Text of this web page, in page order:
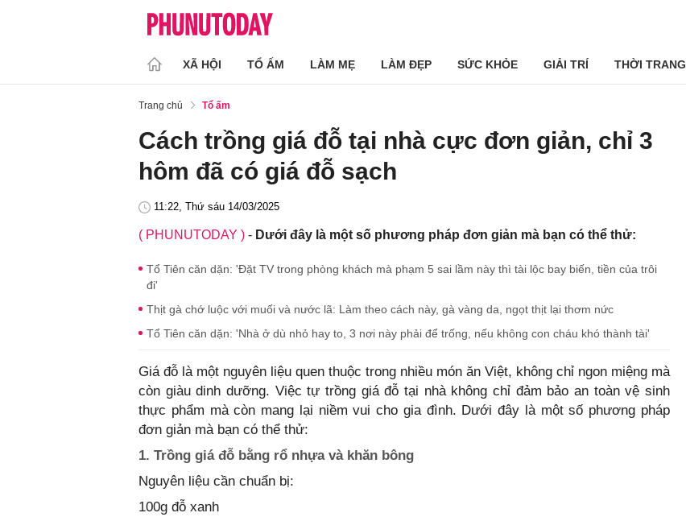
XÃ HỘI TỔ ẤM LÀM MẸ LÀM ĐẸP SỨC KHỎE GIẢI TRÍ THỜI TRANG
Trang chủ Tổ ấm
Cách trồng giá đỗ tại nhà cực đơn giản, chỉ 3
hôm đã có giá đỗ sạch
11:22, Thứ sáu 14/03/2025
( PHUNUTODAY ) - Dưới đây là một số phương pháp đơn giản mà bạn có thể thử:
Tổ Tiên căn dặn: 'Đặt TV trong phòng khách mà phạm 5 sai lầm này thì tài lộc bay biến, tiền của trôi
đi'
Thịt gà chớ luộc với muối và nước lã: Làm theo cách này, gà vàng da, ngọt thịt lại thơm nức
Tổ Tiên căn dặn: 'Nhà ở dù nhỏ hay to, 3 nơi này phải để trống, nếu không con cháu khó thành tài'
Giá đỗ là một nguyên liệu quen thuộc trong nhiều món ăn Việt, không chỉ ngon miệng mà
còn giàu dinh dưỡng. Việc tự trồng giá đỗ tại nhà không chỉ đảm bảo an toàn vệ sinh
thực phẩm mà còn mang lại niềm vui cho gia đình. Dưới đây là một số phương pháp
đơn giản mà bạn có thể thử:
1. Trồng giá đỗ bằng rổ nhựa và khăn bông
Nguyên liệu cần chuẩn bị:
100g đỗ xanh